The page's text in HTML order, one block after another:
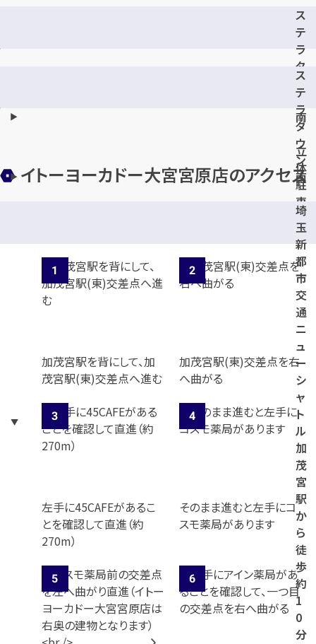
ス
テ
ラ
タ
ウ
ン
南
立
体
駐
車
場
ス
テ
ラ
タ
ウ
ン
南
地
下
駐
車
場
イトーヨーカドー大宮宮原店のアクセス
埼
玉
新
都
市
交
通
ニ
ュ
ー
シ
ャ
ト
ル
加
茂
宮
駅
か
ら
徒
歩
約
1
0
分
加茂宮駅を背にして、加
茂宮駅(東)交差点へ進む
加茂宮駅(東)交差点を右
へ曲がる
左手に45CAFEがあるこ
とを確認して直進（約
270m）
そのまま進むと左手にコ
スモ薬局があります